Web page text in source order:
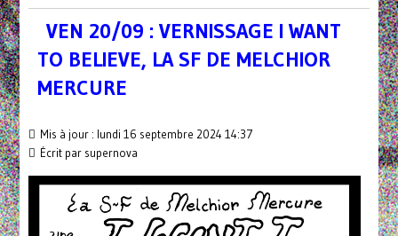
VEN 20/09 : VERNISSAGE I WANT
TO BELIEVE, LA SF DE MELCHIOR
MERCURE
Mis à jour : lundi 16 septembre 2024 14:37
Écrit par supernova